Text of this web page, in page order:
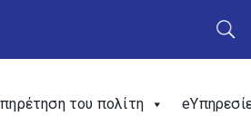
του πολίτη